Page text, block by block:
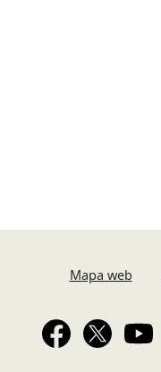
Mapa web